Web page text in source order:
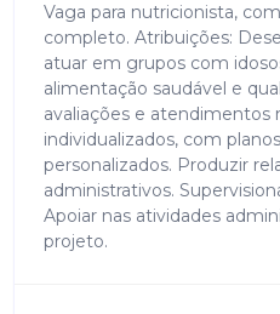
Vaga para nutricionista,
completo. Atribuições:
atuar em grupos com
alimentação saudável e
avaliações e atendimentos
individualizados, com
personalizados. Produzir
administrativos.
Apoiar nas atividades
projeto.